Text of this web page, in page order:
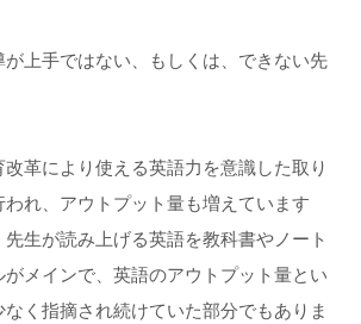
が上手ではない、もしくは、できない先
改革により使える英語力を意識した取り
れ、アウトプット量も増えています
生が読み上げる英語を教科書やノート
メインで、英語のアウトプット量とい
く指摘され続けていた部分でもありま